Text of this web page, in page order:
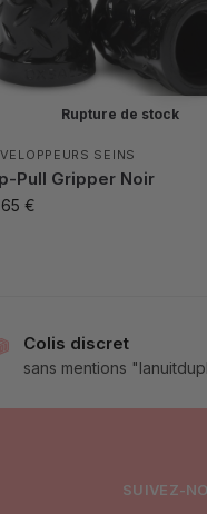
Rupture de stock
SEINS
Pull Gripper Noir
€
Colis discret
sans mentions
SUIVEZ-